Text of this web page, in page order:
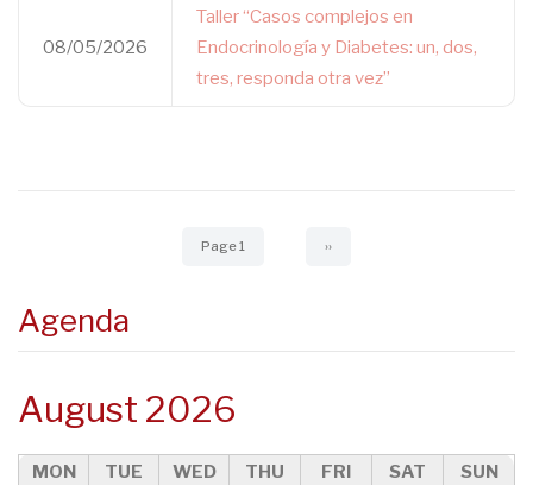
08/05/2026
Taller “Casos complejos en
Endocrinología y Diabetes: un, dos,
tres, responda otra vez”
Page 1 Next
››
Agenda
August 2026
MON TUE WED THU FRI SAT
SUN